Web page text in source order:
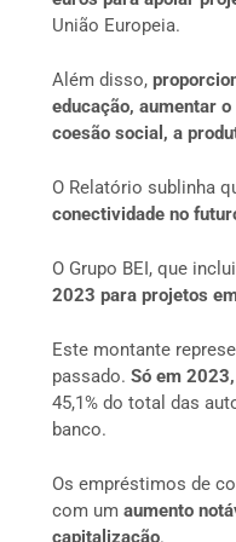
União Europeia.
Além disso,
educação, aumentar
coesão social, a
O Relatório sublinha
conectividade no
O Grupo BEI, que
2023 para projetos
Este montante
passado. Só em
45,1% do total das
banco.
Os empréstimos de
com um aumento
capitalização.